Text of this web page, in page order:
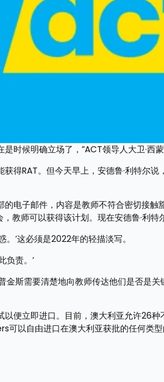
时候明确立场了，”ACT领导人大卫·西蒙
得RAT。但今天早上，安德鲁·利特尔
电子邮件，内容是教师不符合密切接触
教师可以获得该计划。现在安德鲁·利特
’这必须是2022年的轻描淡写。
负责。’
金斯需要清楚地向教师传达他们是否是
以便立即进口。目前，澳大利亚允许26
以自由进口在澳大利亚获批的任何类型